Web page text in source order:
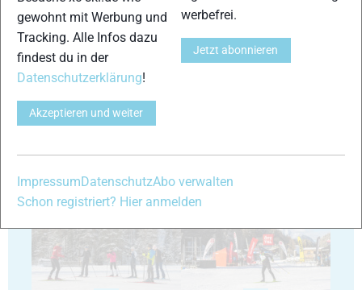
23 24
25
gewohnt mit Werbung und
Tracking. Alle Infos dazu
findest du in der
Datenschutzerklärung!
Akzeptieren und weiter
werbefrei.
Jetzt abonnieren
ImpressumDatenschutzAbo verwalten
Schon registriert? Hier anmelden